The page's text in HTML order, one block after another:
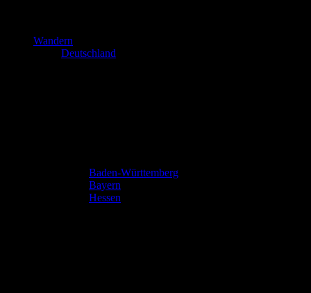
Wandern
Deutschland
Baden-Württemberg
Bayern
Hessen